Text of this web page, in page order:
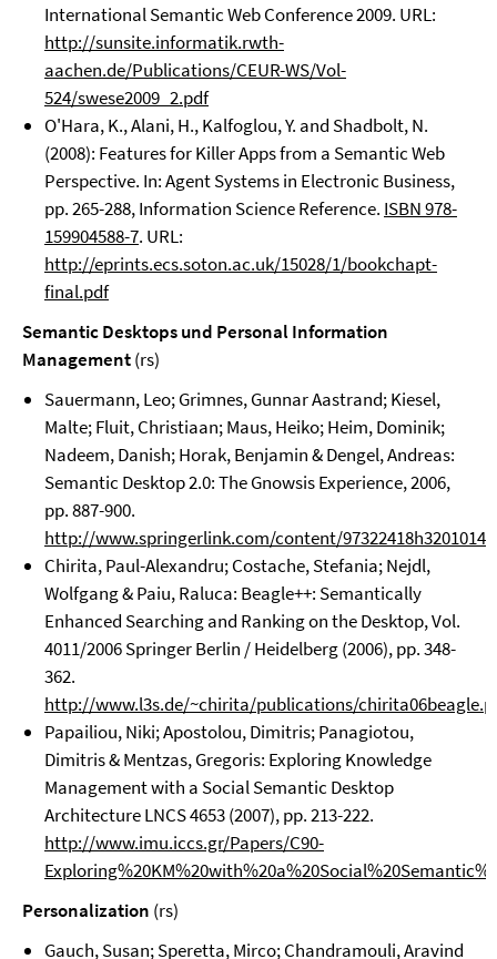
International Semantic Web Conference 2009. URL:
http://sunsite.informatik.rwth-
aachen.de/Publications/CEUR-WS/Vol-
524/swese2009_2.pdf
O'Hara, K., Alani, H., Kalfoglou, Y. and Shadbolt, N.
(2008): Features for Killer Apps from a Semantic Web
Perspective. In: Agent Systems in Electronic Business,
pp. 265-288, Information Science Reference. ISBN 978-
159904588-7. URL:
http://eprints.ecs.soton.ac.uk/15028/1/bookchapt-
final.pdf
Semantic Desktops und Personal Information
Management(rs)
Sauermann, Leo; Grimnes, Gunnar Aastrand; Kiesel,
Malte; Fluit, Christiaan; Maus, Heiko; Heim, Dominik;
Nadeem, Danish; Horak, Benjamin & Dengel, Andreas:
Semantic Desktop 2.0: The Gnowsis Experience, 2006,
pp. 887-900.
http://www.springerlink.com/content/
Chirita, Paul-Alexandru; Costache, Stefania; Nejdl,
Wolfgang & Paiu, Raluca: Beagle++: Semantically
Enhanced Searching and Ranking on the Desktop, Vol.
4011/2006 Springer Berlin / Heidelberg (2006), pp. 348-
362.
http://www.l3s.de/~chirita/publications/
Papailiou, Niki; Apostolou, Dimitris; Panagiotou,
Dimitris & Mentzas, Gregoris: Exploring Knowledge
Management with a Social Semantic Desktop
Architecture LNCS 4653 (2007), pp. 213-222.
http://www.imu.iccs.gr/Papers/C90-
Personalization (rs)
Gauch, Susan; Speretta, Mirco; Chandramouli, Aravind